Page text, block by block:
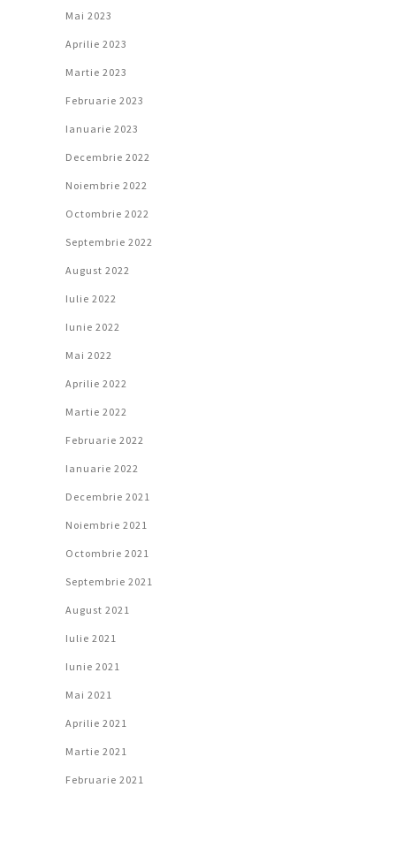
Mai 2023
Aprilie 2023
Martie 2023
Februarie 2023
Ianuarie 2023
Decembrie 2022
Noiembrie 2022
Octombrie 2022
Septembrie 2022
August 2022
Iulie 2022
Iunie 2022
Mai 2022
Aprilie 2022
Martie 2022
Februarie 2022
Ianuarie 2022
Decembrie 2021
Noiembrie 2021
Octombrie 2021
Septembrie 2021
August 2021
Iulie 2021
Iunie 2021
Mai 2021
Aprilie 2021
Martie 2021
Februarie 2021